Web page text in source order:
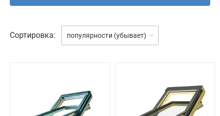
Сортировка: популярности (убывает)